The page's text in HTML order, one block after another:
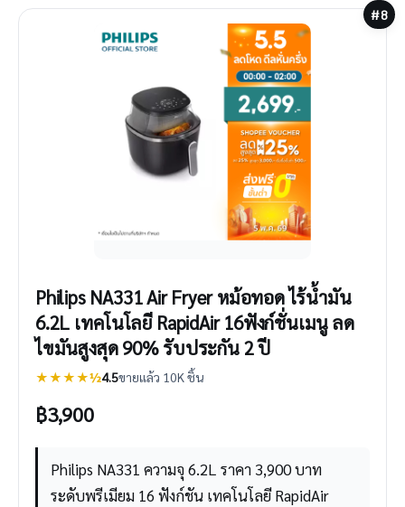
#8
Philips NA331 Air Fryer หม้อทอด ไร้น้ำมัน
6.2L เทคโนโลยี RapidAir 16ฟังก์ชั่นเมนู ลด
ไขมันสูงสุด 90% รับประกัน 2 ปี
★★★★½4.5ขายแล้ว 10K ชิ้น
฿3,900
Philips NA331 ความจุ 6.2L ราคา 3,900 บาท
ระดับพรีเมียม 16 ฟังก์ชัน เทคโนโลยี RapidAir